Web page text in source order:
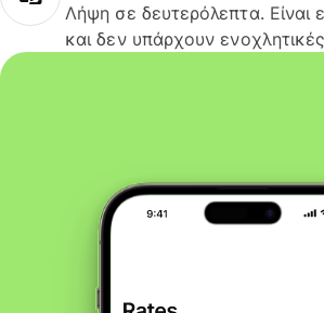
Λήψη σε δευτερόλεπτα. Είναι
και δεν υπάρχουν